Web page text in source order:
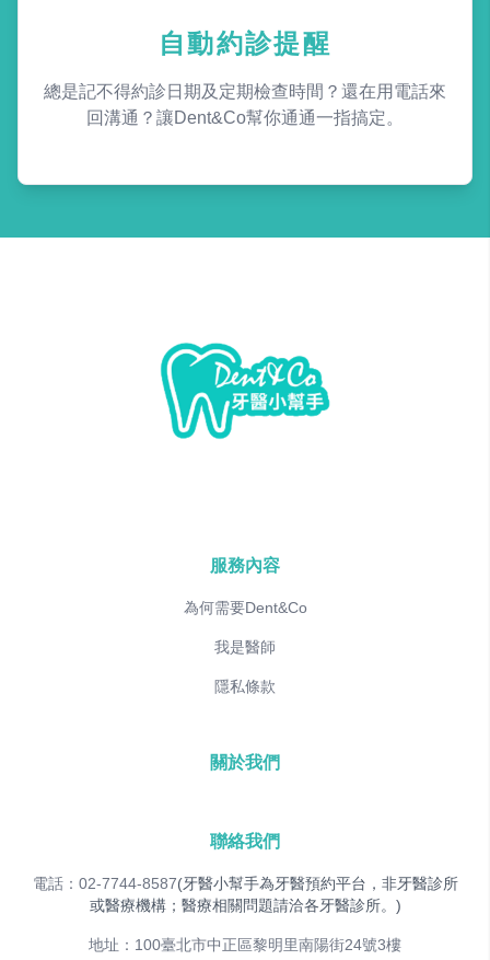
自動約診提醒
總是記不得約診日期及定期檢查時間？還在用電話來
回溝通？讓Dent&Co幫你通通一指搞定。
服務內容
為何需要Dent&Co
我是醫師
隱私條款
關於我們
聯絡我們
電話：02-7744-8587(牙醫小幫手為牙醫預約平台，非牙醫診所
或醫療機構；醫療相關問題請洽各牙醫診所。)
地址：100臺北市中正區黎明里南陽街24號3樓